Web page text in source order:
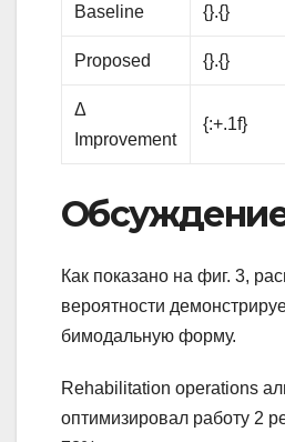
Baseline {}.{}
Proposed {}.{}
Δ
Improvement
{:+.1f}
Как показано на фиг. 3,
вероятности
бимодальную форму.
Rehabilitation operations
оптимизировал работу 2